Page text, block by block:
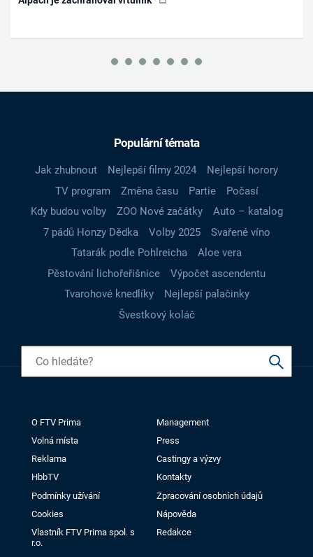
Populární témata
Jak zhubnout Nejlepší filmy 2024
Nejlepší horory
TV program
Změna času Partie
Počasí
Kdy budou volby
ZOO Nové začátky
Auto – katalog
7 pádů Honzy Dědka
Volby 2025
Svařené víno
Tatarák podle Pohlreicha
Aloe vera
Pěstování lichořeřišnice
Výpočet ascendentu
Tvarohové knedlíky
Nejlepší palačinky
Švestkový koláč
O FTV Prima
Management
Volná místa
Press
Reklama
Castingy a výzvy
HbbTV
Kontakty
Podmínky užívání
Zpracování osobních údajů
Cookies
Nápověda
Vlastník FTV Prima spol. s
r.o.
Redakce